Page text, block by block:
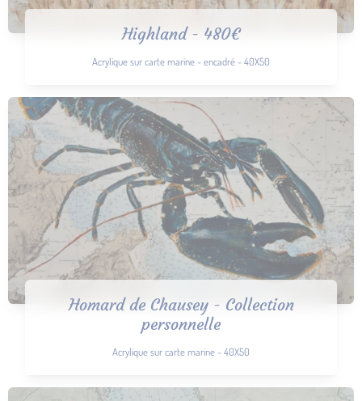
Highland - 480€
Acrylique sur carte marine - encadré - 40X50
Homard de Chausey - Collection
personnelle
Acrylique sur carte marine - 40X50